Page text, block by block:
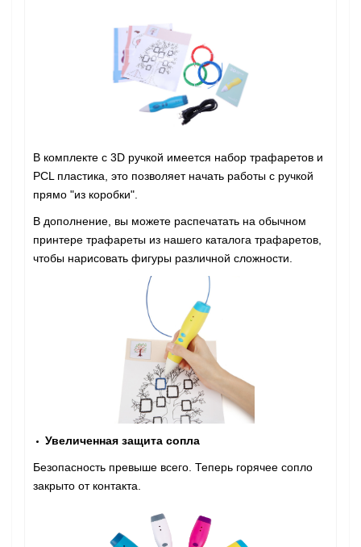
В комплекте c 3D ручкой имеется набор трафаретов и
PCL пластика, это позволяет начать работы с ручкой
прямо "из коробки".
В дополнение, вы можете распечатать на обычном
принтере трафареты из нашего каталога трафаретов,
чтобы нарисовать фигуры различной сложности.
Увеличенная защита сопла
Безопасность превыше всего. Теперь горячее сопло
закрыто от контакта.